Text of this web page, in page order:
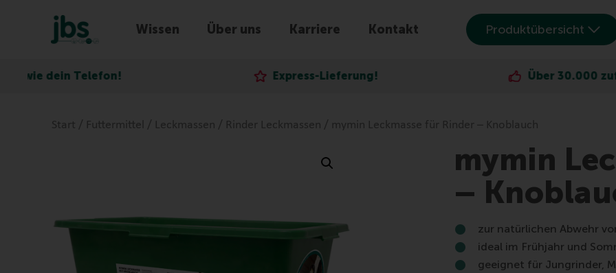
Wissen Über uns Karriere Kontakt Produktübersicht
Telefon! Express-Lieferung! Über 30.000 zufriedene
Start / Futtermittel / Leckmassen / Rinder Leckmassen / mymin Leckmasse für Rinder – Knoblauch
mymin
–
zur natürlichen Abwehr
ideal im Frühjahr und
geeignet für Jungrinder,